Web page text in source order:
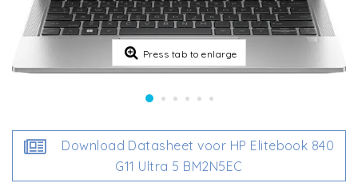
Press tab to enlarge
Download Datasheet voor HP Elitebook 840
G11 Ultra 5 BM2N5EC